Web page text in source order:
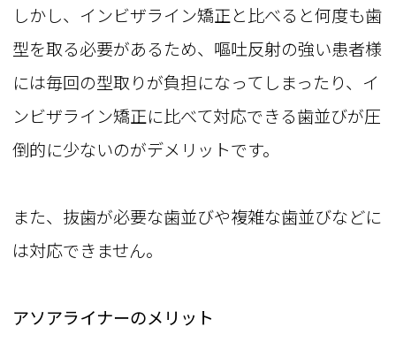
しかし、インビザライン矯正と比べると何度も歯
型を取る必要があるため、嘔吐反射の強い患者様
には毎回の型取りが負担になってしまったり、イ
ンビザライン矯正に比べて対応できる歯並びが圧
倒的に少ないのがデメリットです。
また、抜歯が必要な歯並びや複雑な歯並びなどに
は対応できません。
アソアライナーのメリット